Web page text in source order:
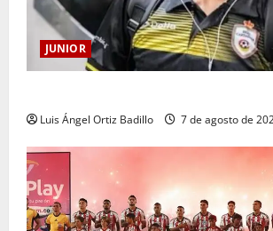
JUNIOR
Luis Ángel Ortiz Badillo 7 de agosto de